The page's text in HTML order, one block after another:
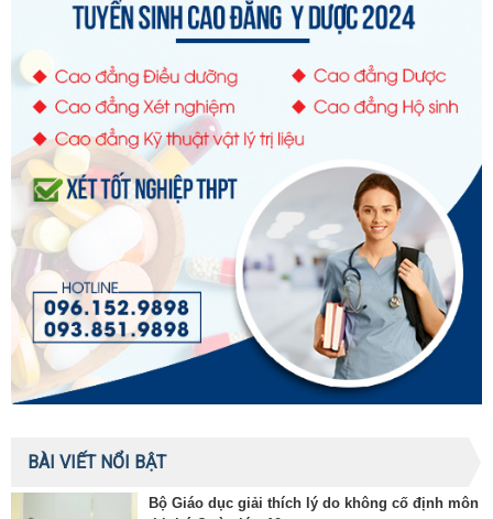
BÀI VIẾT NỔI BẬT
Bộ Giáo dục giải thích lý do không cố định môn